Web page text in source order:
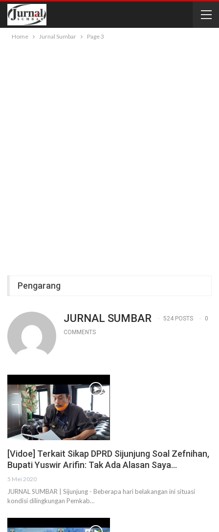
Home Jurnal Sumbar Page 3
Pengarang
JURNAL SUMBAR 524 POSTS
0
COMMENTS
[Vidoe] Terkait Sikap DPRD Sijunjung Soal Zefnihan,
Bupati Yuswir Arifin: Tak Ada Alasan Saya…
5 Mei 2020
JURNAL SUMBAR | Sijunjung - Beberapa hari belakangan ini situasi
kondisi dilingkungan Pemkab…